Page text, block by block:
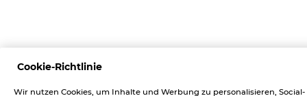
Cookie-Richtlinie
Wir nutzen Cookies, um Inhalte und Werbung zu personalisieren, Social-